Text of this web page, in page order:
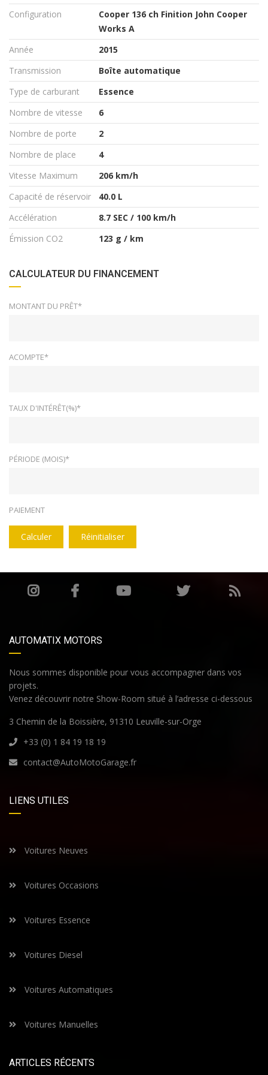
Configuration
Cooper 136 ch Finition John Cooper
Works A
Année
2015
Transmission
Boîte automatique
Type de carburant
Essence
Nombre de vitesse
6
Nombre de porte
2
Nombre de place
4
Vitesse Maximum
206 km/h
Capacité de réservoir
40.0 L
Accélération
8.7 SEC / 100 km/h
Émission CO2
123 g / km
CALCULATEUR DU FINANCEMENT
MONTANT DU PRÊT*
ACOMPTE*
TAUX D'INTÉRÊT(%)*
PÉRIODE (MOIS)*
PAIEMENT
Calculer Réinitialiser
AUTOMATIX MOTORS
Nous sommes disponible pour vous accompagner dans vos
projets.
Venez découvrir notre Show-Room situé à l’adresse ci-dessous
3 Chemin de la Boissière, 91310 Leuville-sur-Orge
+33 (0) 1 84 19 18 19
contact@AutoMotoGarage.fr
LIENS UTILES
Voitures Neuves
Voitures Occasions
Voitures Essence
Voitures Diesel
Voitures Automatiques
Voitures Manuelles
ARTICLES RÉCENTS